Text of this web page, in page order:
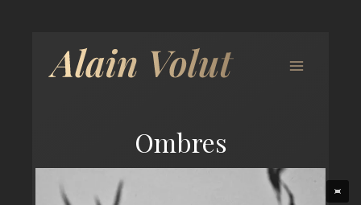
Ombres